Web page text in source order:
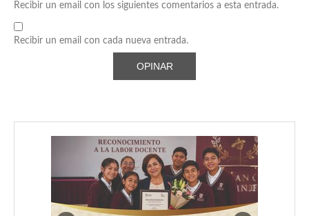
Recibir un email con los siguientes comentarios a esta entrada.
Recibir un email con cada nueva entrada.